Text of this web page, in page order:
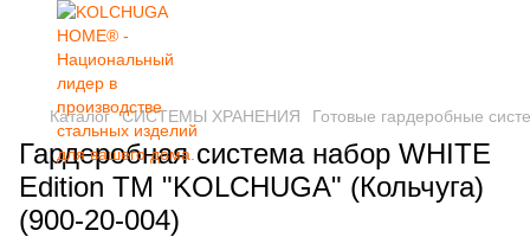
Каталог СИСТЕМЫ ХРАНЕНИЯ Готовые гардеробные
Гардеробная система набор WHITE
Edition ТМ "KOLCHUGA" (Кольчуга)
(900-20-004)